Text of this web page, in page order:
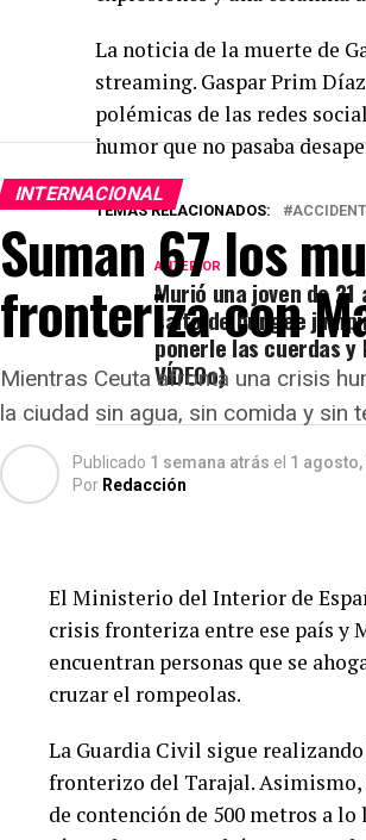
La noticia de la muerte de
streaming. Gaspar Prim
polémicas de las redes
humor que no pasaba
TEMAS RELACIONADOS:
ANTERIOR
Murió una joven de 21
salto de bungee
ponerle las cuerdas y
VÍDEOo)
INTERNACIONAL
Suman 67 los
fronteriza con
Mientras Ceuta afronta una crisis
la ciudad sin agua, sin comida y sin
Publicado 1 semana atrás el 1 agosto,
Por Redacción
El Ministerio del Interior de
crisis fronteriza entre ese país y
encuentran personas que se
cruzar el rompeolas.
La Guardia Civil sigue
fronterizo del Tarajal. Asimismo,
de contención de 500 metros a